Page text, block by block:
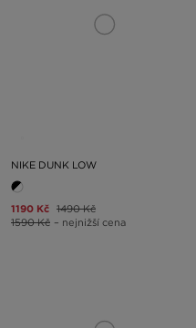
NIKE DUNK LOW
1190 Kč 1490 Kč
1590 Kč – nejnižší cena